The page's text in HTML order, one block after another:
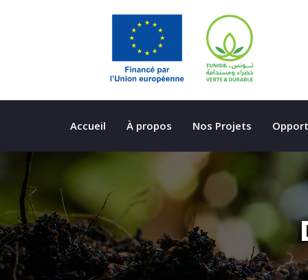
Accueil À propos Nos Projets